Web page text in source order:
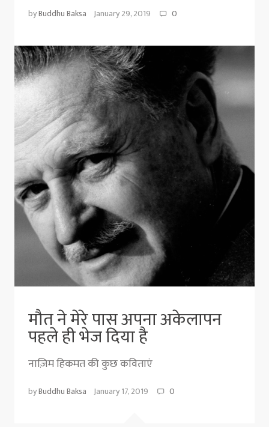
byBuddhu Baksa January 29, 2019 0
मौत ने मेरे पास अपना अकेलापन
पहले ही भेज दिया है
नाज़िम हिकमत की कुछ कविताएं
byBuddhu Baksa January 17, 2019 0